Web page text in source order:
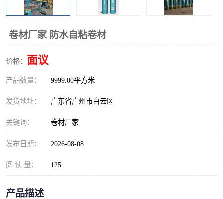
卷材厂家 防水自粘卷材
价格： 面议
产品数量： 9999.00平方米
发货地址： 广东省广州市白云区
关键词： 卷材厂家
发布日期： 2026-08-08
阅 读 量： 125
产品描述